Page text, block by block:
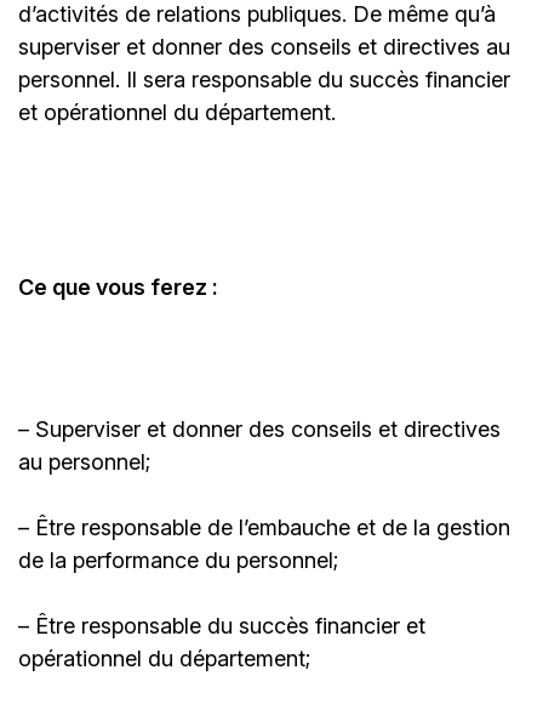
d’activités de relations publiques. De même qu’à
superviser et donner des conseils et directives au
personnel. Il sera responsable du succès financier
et opérationnel du département.
Ce que vous ferez :
– Superviser et donner des conseils et directives
au personnel;
– Être responsable de l’embauche et de la gestion
de la performance du personnel;
– Être responsable du succès financier et
opérationnel du département;